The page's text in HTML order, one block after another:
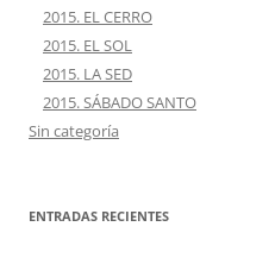
2015. EL CERRO
2015. EL SOL
2015. LA SED
2015. SÁBADO SANTO
Sin categoría
ENTRADAS RECIENTES